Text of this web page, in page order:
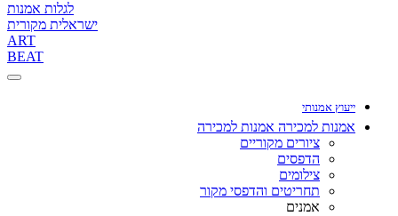
לגלות אמנות
ישראלית מקורית
ART
BEAT
ייעוץ אמנותי
אמנות למכירה אמנות למכירה
ציורים מקוריים
הדפסים
צילומים
תחריטים והדפסי מקור
אמנים